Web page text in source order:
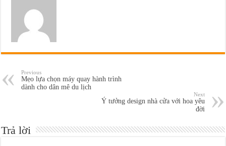
Previous
Mẹo lựa chọn máy quay hành trình
dành cho dân mê du lịch
Next
Ý tưởng design nhà cửa với hoa yêu
đời
Trả lời